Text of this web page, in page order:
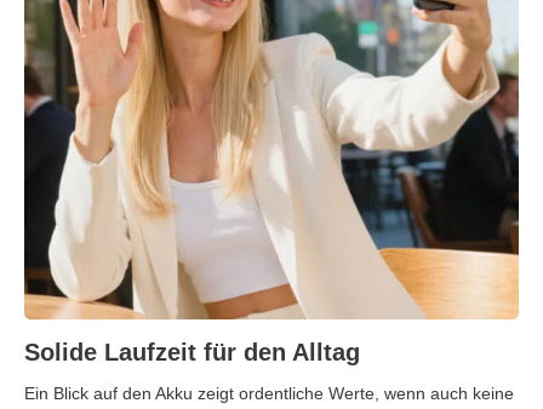
Solide Laufzeit für den Alltag
Ein Blick auf den Akku zeigt ordentliche Werte, wenn auch keine